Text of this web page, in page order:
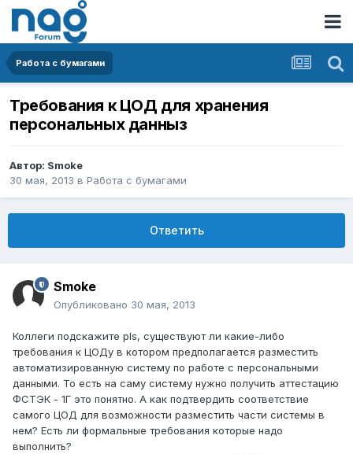
Работа с бумагами
Требования к ЦОД для хранения
персональных данныз
Автор: Smoke
30 мая, 2013 в Работа с бумагами
Ответить
Smoke
Опубликовано 30 мая, 2013
Коллеги подскажите pls, существуют ли какие-либо
требования к ЦОДу в котором предполагается разместить
автоматизированную систему по работе с персональными
данными. То есть на саму систему нужно получить аттестацию
ФСТЭК - 1Г это понятно. А как подтвердить соответствие
самого ЦОД для возможности разместить части системы в
нем? Есть ли формальные требования которые надо
выполнить?